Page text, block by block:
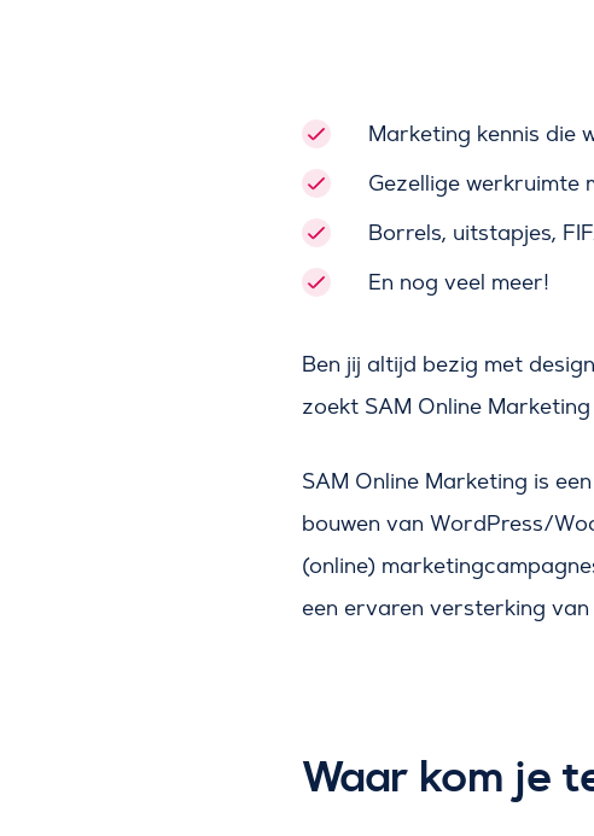
Marketing kennis die
Gezellige werkruimte
Borrels, uitstapjes,
En nog veel meer!
Ben jij altijd bezig met
zoekt SAM Online
SAM Online Marketing is
bouwen van WordPress/
(online)
een ervaren versterking
Waar kom je